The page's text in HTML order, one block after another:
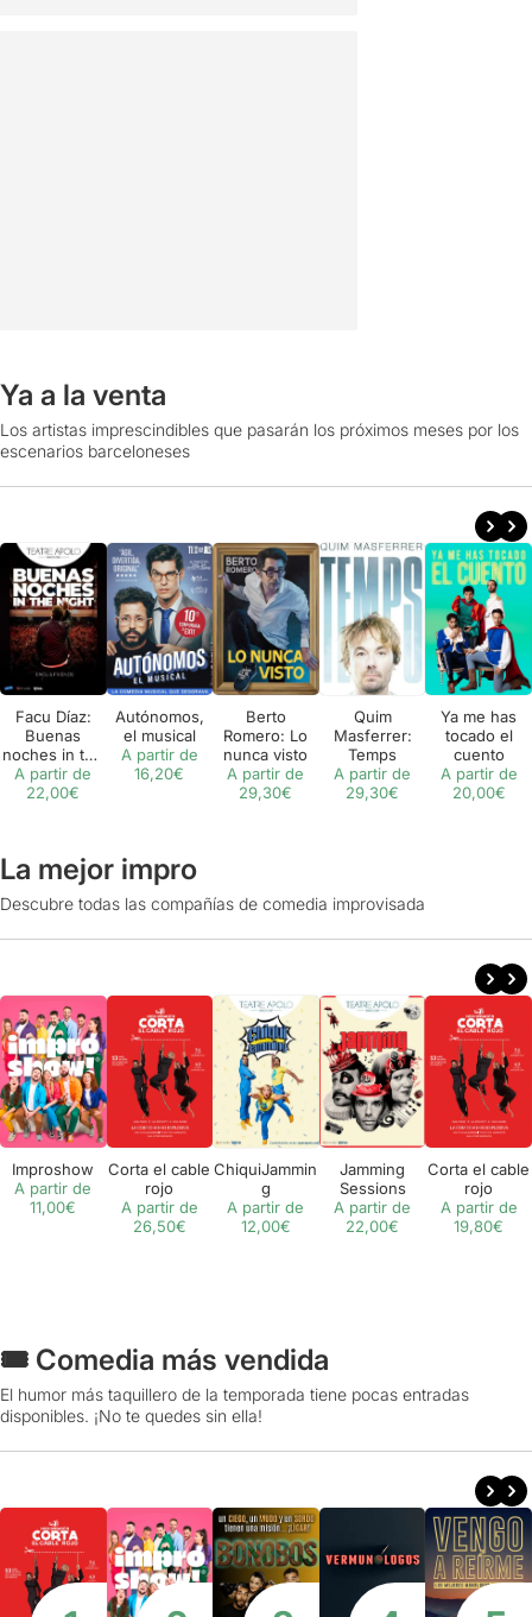
Ya a la venta
Los artistas imprescindibles que pasarán los próximos meses por los
escenarios barceloneses
Facu Díaz:
Buenas
noches in the
night
A partir de
22,00€
Autónomos,
el musical
A partir de
16,20€
Berto
Romero: Lo
nunca visto
A partir de
29,30€
Quim
Masferrer:
Temps
A partir de
29,30€
Ya me has
tocado el
cuento
A partir de
20,00€
La mejor impro
Descubre todas las compañías de comedia improvisada
Improshow
A partir de
11,00€
Corta el cable
rojo
A partir de
26,50€
ChiquiJammin
g
A partir de
12,00€
Jamming
Sessions
A partir de
22,00€
Corta el cable
rojo
A partir de
19,80€
🎟️ Comedia más vendida
El humor más taquillero de la temporada tiene pocas entradas
disponibles. ¡No te quedes sin ella!